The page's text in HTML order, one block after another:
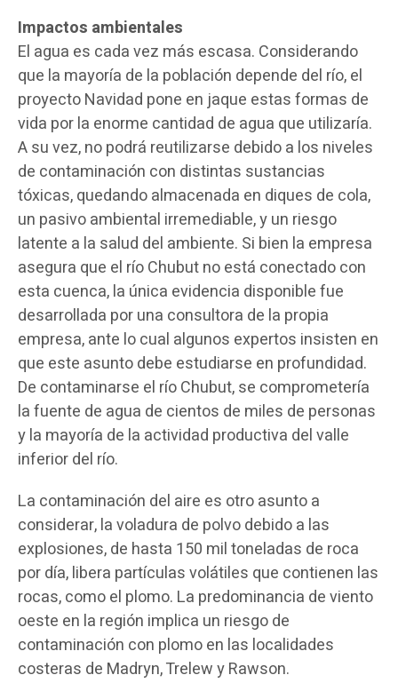
Impactos ambientales
El agua es cada vez más escasa. Considerando
que la mayoría de la población depende del río, el
proyecto Navidad pone en jaque estas formas de
vida por la enorme cantidad de agua que utilizaría.
A su vez, no podrá reutilizarse debido a los niveles
de contaminación con distintas sustancias
tóxicas, quedando almacenada en diques de cola,
un pasivo ambiental irremediable, y un riesgo
latente a la salud del ambiente. Si bien la empresa
asegura que el río Chubut no está conectado con
esta cuenca, la única evidencia disponible fue
desarrollada por una consultora de la propia
empresa, ante lo cual algunos expertos insisten en
que este asunto debe estudiarse en profundidad.
De contaminarse el río Chubut, se comprometería
la fuente de agua de cientos de miles de personas
y la mayoría de la actividad productiva del valle
inferior del río.
La contaminación del aire es otro asunto a
considerar, la voladura de polvo debido a las
explosiones, de hasta 150 mil toneladas de roca
por día, libera partículas volátiles que contienen las
rocas, como el plomo. La predominancia de viento
oeste en la región implica un riesgo de
contaminación con plomo en las localidades
costeras de Madryn, Trelew y Rawson.